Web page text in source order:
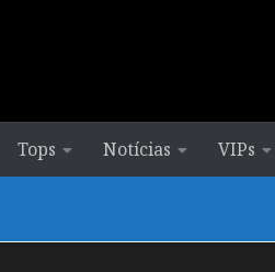
Tops Notícias VIPs